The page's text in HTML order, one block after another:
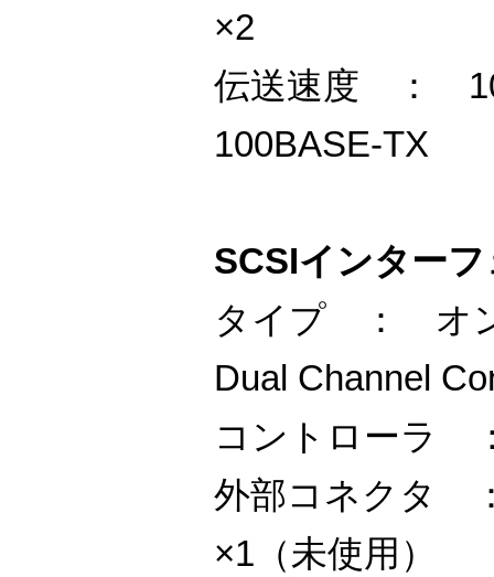
×2
伝送速度 ：
100BASE-TX
SCSIインター
タイプ ： オ
Dual Channel
コントローラ
外部コネクタ
×1（未使用）